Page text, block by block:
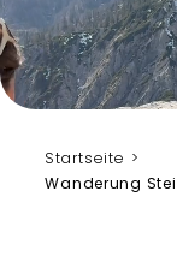
Startseite
Wanderung